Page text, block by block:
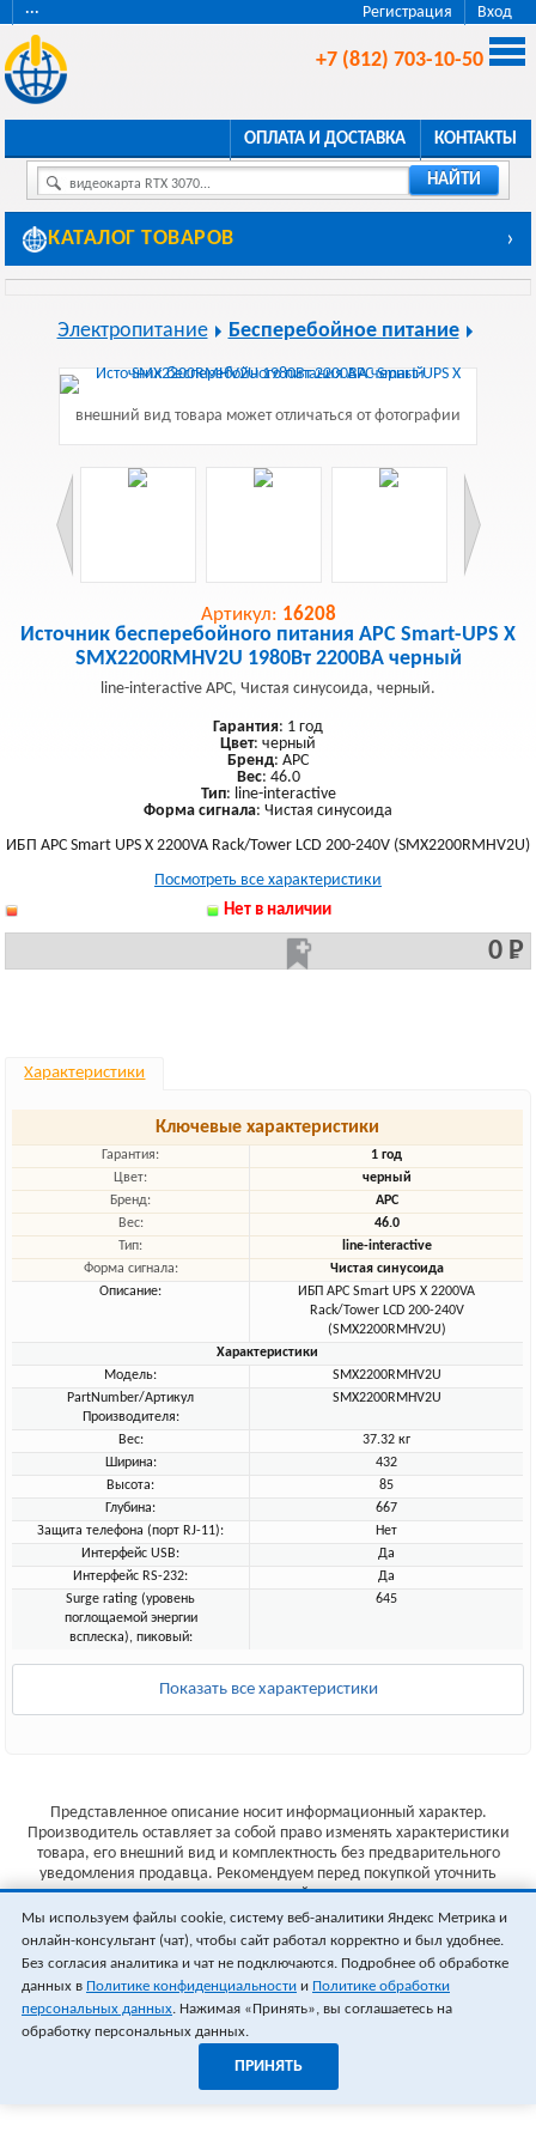
Регистрация Вход
···
+7 (812) 703-10-50
ОПЛАТА И ДОСТАВКА КОНТАКТЫ
видеокарта RTX 3070... НАЙТИ
КАТАЛОГ ТОВАРОВ ›
Электропитание Бесперебойное питание
внешний вид товара может отличаться от фотографии
Артикул: 16208
Источник бесперебойного питания APC Smart-UPS X
SMX2200RMHV2U 1980Вт 2200ВА черный
line-interactive APC, Чистая синусоида, черный.
Гарантия: 1 год
Цвет: черный
Бренд: APC
Вес: 46.0
Тип: line-interactive
Форма сигнала: Чистая синусоида
ИБП APC Smart UPS X 2200VA Rack/Tower LCD 200-240V (SMX2200RMHV2U)
Посмотреть все характеристики
Нет в наличии
0 Р
Характеристики
Ключевые характеристики
Гарантия:
1 год
Цвет:
черный
Бренд:
APC
Вес:
46.0
Тип:
line-interactive
Форма сигнала:
Чистая синусоида
Описание:
ИБП APC Smart UPS X 2200VA
Rack/Tower LCD 200-240V
(SMX2200RMHV2U)
Характеристики
Модель:
SMX2200RMHV2U
PartNumber/Артикул
Производителя:
SMX2200RMHV2U
Вес:
37.32 кг
Ширина:
432
Высота:
85
Глубина:
667
Защита телефона (порт RJ-11):
Нет
Интерфейс USB:
Да
Интерфейс RS-232:
Да
Surge rating (уровень
поглощаемой энергии
всплеска), пиковый:
645
Показать все характеристики
Представленное описание носит информационный характер.
Производитель оставляет за собой право изменять характеристики
товара, его внешний вид и комплектность без предварительного
уведомления продавца. Рекомендуем перед покупкой уточнить
характеристики товара на сайте производителя.
Указанные цены не являются публичной офертой (ст.435 ГК РФ).
Стоимость и наличие товара уточняйте у менеджера.
Мы используем файлы cookie, систему веб-аналитики Яндекс Метрика и
онлайн-консультант (чат), чтобы сайт работал корректно и был удобнее.
Без согласия аналитика и чат не подключаются. Подробнее об обработке
данных в Политике конфиденциальности и Политике обработки
персональных данных. Нажимая «Принять», вы соглашаетесь на
обработку персональных данных.
ПРИНЯТЬ